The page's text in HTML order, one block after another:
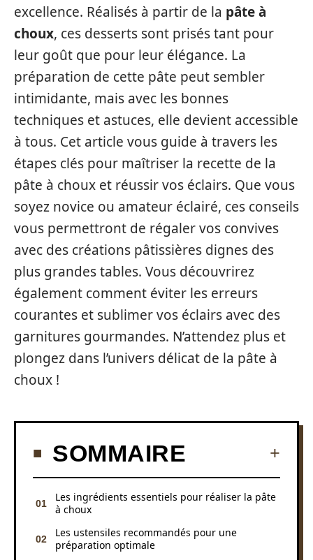
excellence. Réalisés à partir de la pâte à
choux, ces desserts sont prisés tant pour
leur goût que pour leur élégance. La
préparation de cette pâte peut sembler
intimidante, mais avec les bonnes
techniques et astuces, elle devient accessible
à tous. Cet article vous guide à travers les
étapes clés pour maîtriser la recette de la
pâte à choux et réussir vos éclairs. Que vous
soyez novice ou amateur éclairé, ces conseils
vous permettront de régaler vos convives
avec des créations pâtissières dignes des
plus grandes tables. Vous découvrirez
également comment éviter les erreurs
courantes et sublimer vos éclairs avec des
garnitures gourmandes. N’attendez plus et
plongez dans l’univers délicat de la pâte à
choux !
SOMMAIRE
Les ingrédients essentiels pour réaliser la pâte
à choux
Les ustensiles recommandés pour une
préparation optimale